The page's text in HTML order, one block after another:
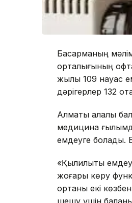
Басқарманың
орталығының
жылы 109 науқас
дәрігерлер 132
Алматы қалалық
медицина
емдеуге болады.
«Қылилықты емдеу
жоғары көру
ортаны екі көзбен